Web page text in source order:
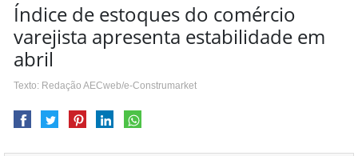
Índice de estoques do comércio
varejista apresenta estabilidade em
abril
Texto: Redação AECweb/e-Construmarket